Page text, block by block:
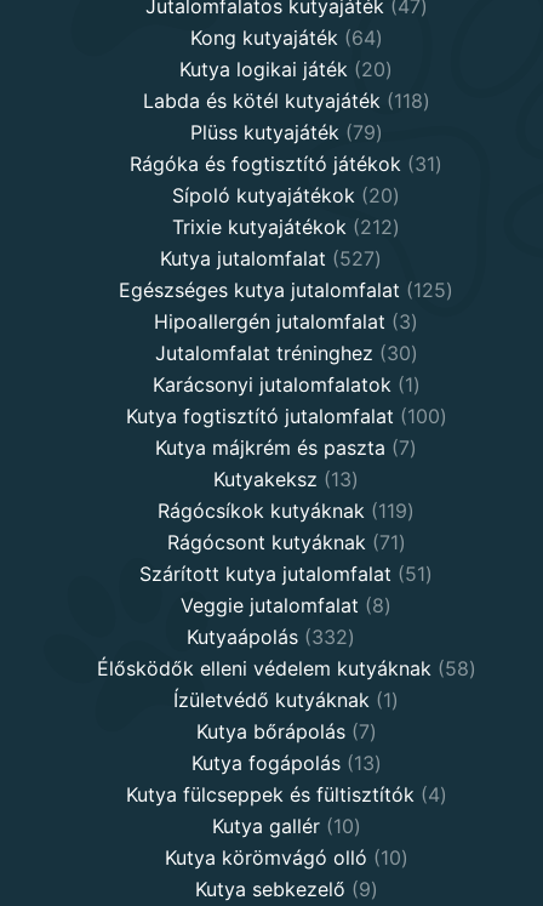
products
Jutalomfalatos kutyajáték 4747
Kong kutyajáték 6464
products
Kutya logikai játék 2020
products
Labda és kötél kutyajáték 118118
Plüss kutyajáték 7979
products
Rágóka és fogtisztító játékok 3131
Sípoló kutyajátékok 2020
products
Trixie kutyajátékok 212212
Kutya jutalomfalat 527527
products
Egészséges kutya jutalomfalat 125125
Hipoallergén jutalomfalat 33
products
Jutalomfalat tréninghez 3030
products
Karácsonyi jutalomfalatok 11
product
Kutya fogtisztító jutalomfalat 100100
Kutya májkrém és paszta 77
Kutyakeksz 1313
products
Rágócsíkok kutyáknak 119119
Rágócsont kutyáknak 7171
products
Szárított kutya jutalomfalat 5151
Veggie jutalomfalat 88
Kutyaápolás 332332
products
Élősködők elleni védelem kutyáknak 5858
Ízületvédő kutyáknak 11
Kutya bőrápolás 77
products
Kutya fogápolás 1313
products
Kutya fülcseppek és fültisztítók 44
Kutya gallér 1010
products
Kutya körömvágó olló 1010
Kutya sebkezelő 99